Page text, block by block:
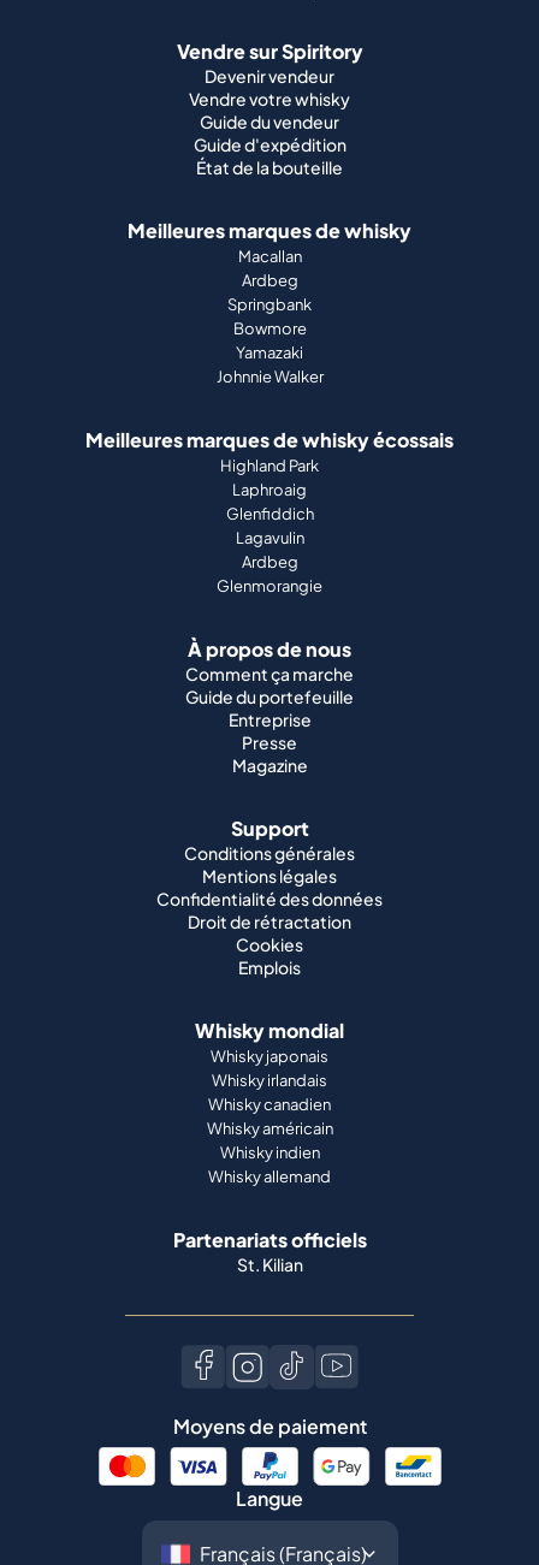
Vendre sur Spiritory
Devenir vendeur
Vendre votre whisky
Guide du vendeur
Guide d'expédition
État de la bouteille
Meilleures marques de whisky
Macallan
Ardbeg
Springbank
Bowmore
Yamazaki
Johnnie Walker
Meilleures marques de whisky écossais
Highland Park
Laphroaig
Glenfiddich
Lagavulin
Ardbeg
Glenmorangie
À propos de nous
Comment ça marche
Guide du portefeuille
Entreprise
Presse
Magazine
Support
Conditions générales
Mentions légales
Confidentialité des données
Droit de rétractation
Cookies
Emplois
Whisky mondial
Whisky japonais
Whisky irlandais
Whisky canadien
Whisky américain
Whisky indien
Whisky allemand
Partenariats officiels
St. Kilian
Moyens de paiement
Langue